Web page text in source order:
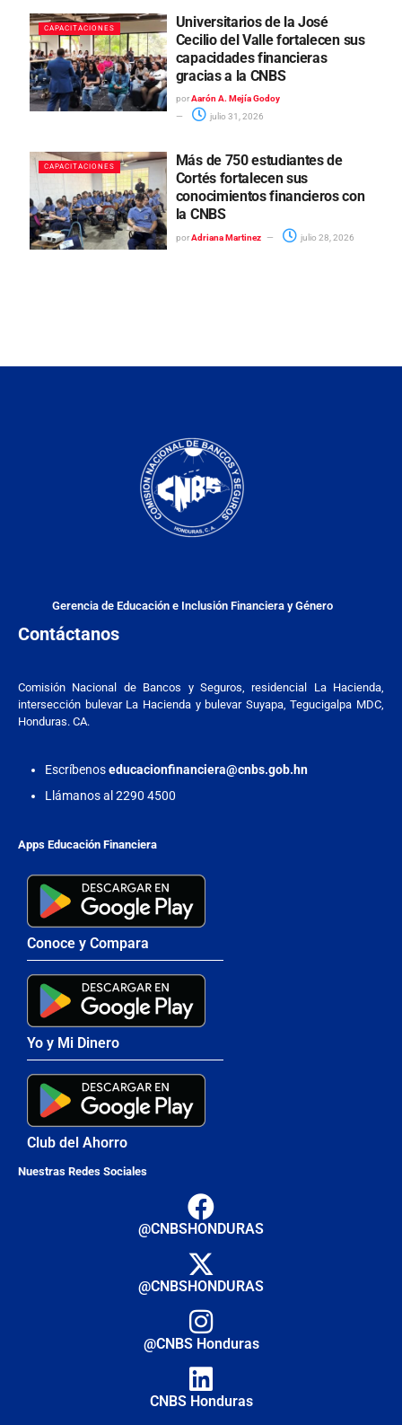
CAPACITACIONES
Universitarios de la José
Cecilio del Valle fortalecen sus
capacidades financieras
gracias a la CNBS
por Aarón A. Mejía Godoy
julio 31, 2026
CAPACITACIONES
Más de 750 estudiantes de
Cortés fortalecen sus
conocimientos financieros con
la CNBS
por Adriana Martinez julio 28, 2026
Gerencia de Educación e Inclusión Financiera y Género
Contáctanos
Comisión Nacional de Bancos y Seguros, residencial La Hacienda,
intersección bulevar La Hacienda y bulevar Suyapa, Tegucigalpa MDC,
Honduras. CA.
Escríbenoseducacionfinanciera@cnbs.gob.hn
Llámanos al 2290 4500
Apps Educación Financiera
Conoce y Compara
Yo y Mi Dinero
Club del Ahorro
Nuestras Redes Sociales
@CNBSHONDURAS
@CNBSHONDURAS
@CNBS Honduras
CNBS Honduras